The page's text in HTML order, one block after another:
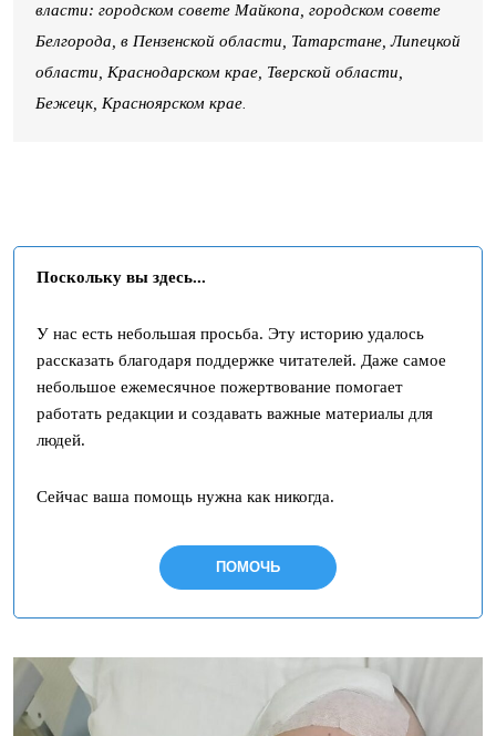
власти: городском совете Майкопа, городском совете
Белгорода, в Пензенской области, Татарстане, Липецкой
области, Краснодарском крае, Тверской области,
Бежецк, Красноярском крае.
Поскольку вы здесь...
У нас есть небольшая просьба. Эту историю удалось
рассказать благодаря поддержке читателей. Даже самое
небольшое ежемесячное пожертвование помогает
работать редакции и создавать важные материалы для
людей.
Сейчас ваша помощь нужна как никогда.
ПОМОЧЬ